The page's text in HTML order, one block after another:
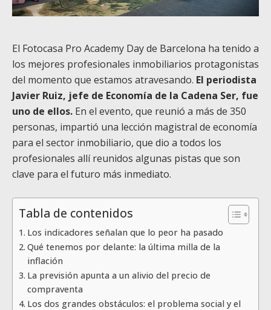
El Fotocasa Pro Academy Day de Barcelona ha tenido a
los mejores profesionales inmobiliarios protagonistas
del momento que estamos atravesando. El periodista
Javier Ruiz, jefe de Economía de la Cadena Ser, fue
uno de ellos. En el evento, que reunió a más de 350
personas, impartió una lección magistral de economía
para el sector inmobiliario, que dio a todos los
profesionales allí reunidos algunas pistas que son
clave para el futuro más inmediato.
Tabla de contenidos
Los indicadores señalan que lo peor ha pasado
Qué tenemos por delante: la última milla de la
inflación
La previsión apunta a un alivio del precio de
compraventa
Los dos grandes obstáculos: el problema social y el